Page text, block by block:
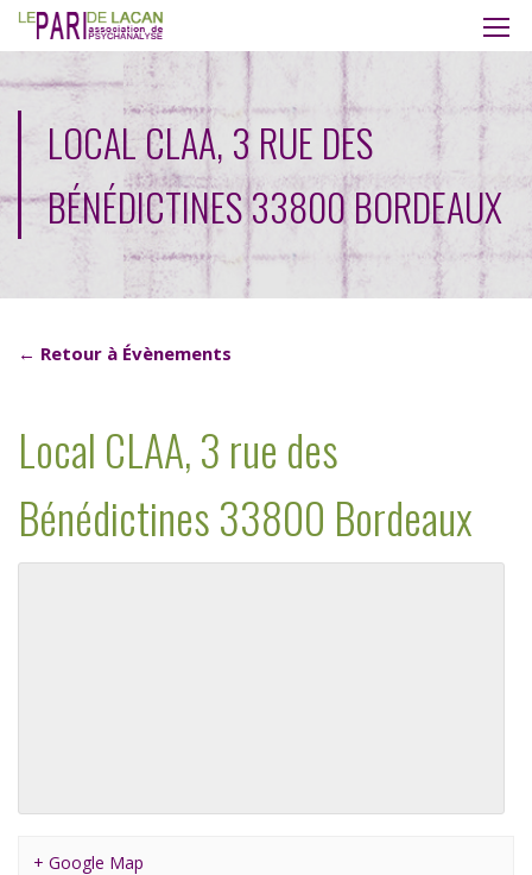
LOCAL CLAA, 3 RUE DES
BÉNÉDICTINES 33800 BORDEAUX
← Retour à Évènements
Local CLAA, 3 rue des
Bénédictines 33800 Bordeaux
+ Google Map